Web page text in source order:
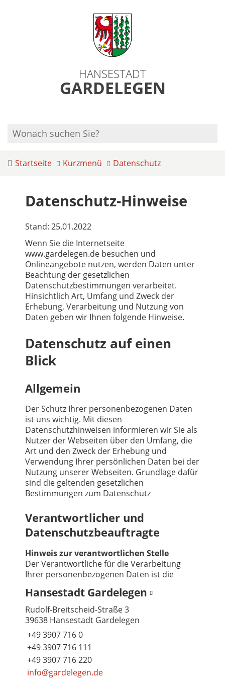
HANSESTADT
GARDELEGEN
Startseite Kurzmenü Datenschutz
Datenschutz-Hinweise
Stand: 25.01.2022
Wenn Sie die Internetseite
www.gardelegen.de besuchen und
Onlineangebote nutzen, werden Daten unter
Beachtung der gesetzlichen
Datenschutzbestimmungen verarbeitet.
Hinsichtlich Art, Umfang und Zweck der
Erhebung, Verarbeitung und Nutzung von
Daten geben wir Ihnen folgende Hinweise.
Datenschutz auf einen
Blick
Allgemein
Der Schutz Ihrer personenbezogenen Daten
ist uns wichtig. Mit diesen
Datenschutzhinweisen informieren wir Sie als
Nutzer der Webseiten über den Umfang, die
Art und den Zweck der Erhebung und
Verwendung Ihrer persönlichen Daten bei der
Nutzung unserer Webseiten. Grundlage dafür
sind die geltenden gesetzlichen
Bestimmungen zum Datenschutz
Verantwortlicher und
Datenschutzbeauftragte
Hinweis zur verantwortlichen Stelle
Der Verantwortliche für die Verarbeitung
Ihrer personenbezogenen Daten ist die
Hansestadt Gardelegen
Rudolf-Breitscheid-Straße 3
39638 Hansestadt Gardelegen
+49 3907 716 0
+49 3907 716 111
+49 3907 716 220
info@gardelegen.de